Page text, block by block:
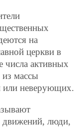
на
церкви в
активных
из массы
или неверующих.
люди,